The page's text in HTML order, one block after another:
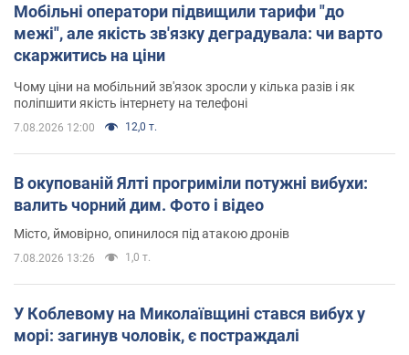
Мобільні оператори підвищили тарифи "до
межі", але якість зв'язку деградувала: чи варто
скаржитись на ціни
Чому ціни на мобільний зв'язок зросли у кілька разів і як
поліпшити якість інтернету на телефоні
7.08.2026 12:00 12,0 т.
В окупованій Ялті прогриміли потужні вибухи:
валить чорний дим. Фото і відео
Місто, ймовірно, опинилося під атакою дронів
7.08.2026 13:26 1,0 т.
У Коблевому на Миколаївщині стався вибух у
морі: загинув чоловік, є постраждалі